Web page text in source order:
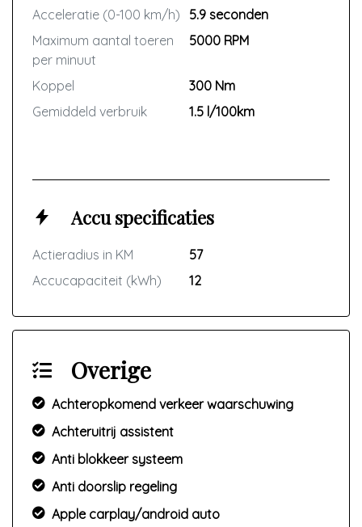
Acceleratie (0-100 km/h)
5.9 seconden
Maximum aantal toeren
per minuut
5000 RPM
Koppel
300 Nm
Gemiddeld verbruik
1.5 l/100km
Accu specificaties
Actieradius in KM
57
Accucapaciteit (kWh)
12
Overige
Achteropkomend verkeer waarschuwing
Achteruitrij assistent
Anti blokkeer systeem
Anti doorslip regeling
Apple carplay/android auto